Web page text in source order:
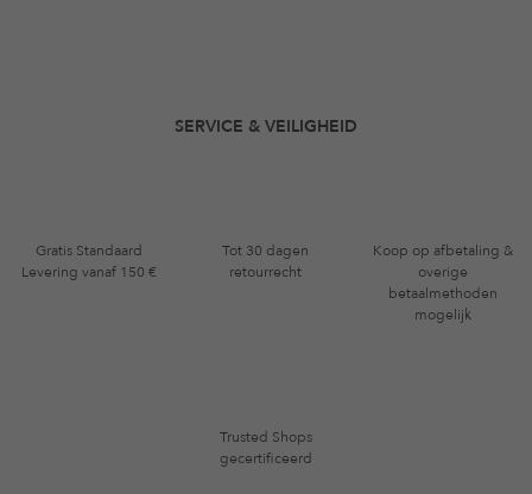
SERVICE & VEILIGHEID
Gratis Standaard
Levering vanaf 150 €
Tot 30 dagen
retourrecht
Koop op afbetaling &
overige
betaalmethoden
mogelijk
Trusted Shops
gecertificeerd